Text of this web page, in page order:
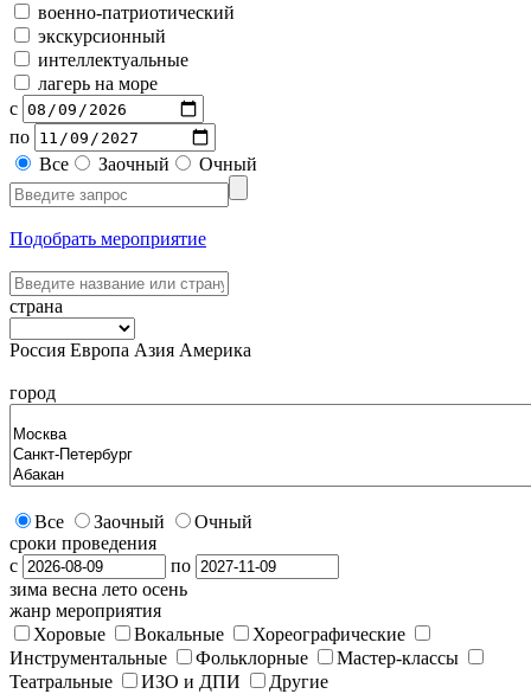
военно-патриотический
экскурсионный
интеллектуальные
лагерь на море
с
по
Все
Заочный Очный
Подобрать мероприятие
страна
Россия Европа Азия Америка
город
Все Заочный
Очный
сроки проведения
с
по
зима весна лето осень
жанр мероприятия
Хоровые
Вокальные
Хореографические
Инструментальные
Фольклорные
Мастер-классы
Театральные
ИЗО и ДПИ
Другие